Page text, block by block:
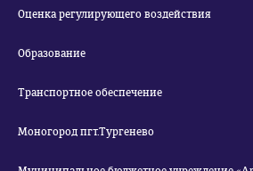
Оценка регулирующего воздействия
Образование
Транспортное обеспечение
Моногород пгт.Тургенево